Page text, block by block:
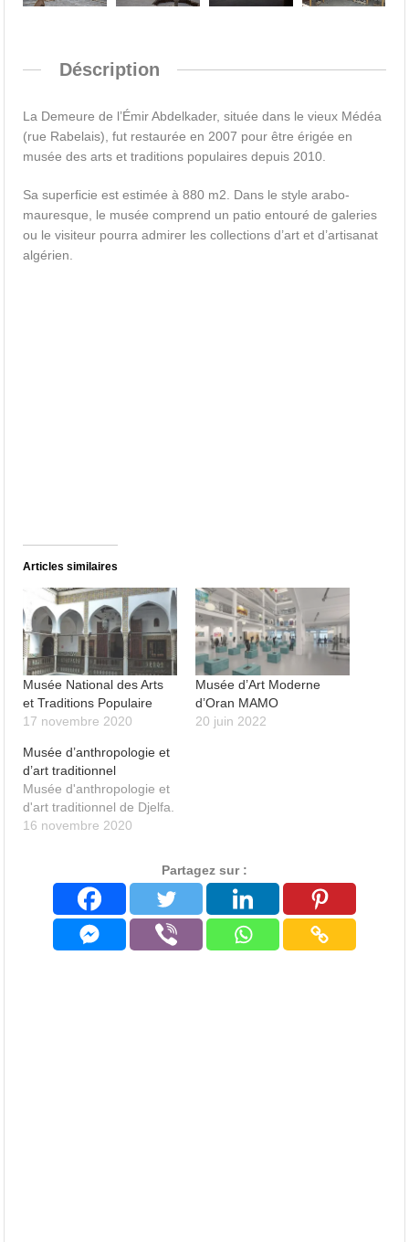
Déscription
La Demeure de l’Émir Abdelkader, située dans le vieux Médéa
(rue Rabelais), fut restaurée en 2007 pour être érigée en
musée des arts et traditions populaires depuis 2010.
Sa superficie est estimée à 880 m2. Dans le style arabo-
mauresque, le musée comprend un patio entouré de galeries
ou le visiteur pourra admirer les collections d’art et d’artisanat
algérien.
Articles similaires
Musée National des Arts
et Traditions Populaire
17 novembre 2020
Musée d’Art Moderne
d’Oran MAMO
20 juin 2022
Musée d’anthropologie et
d’art traditionnel
Musée d'anthropologie et
d'art traditionnel de Djelfa.
16 novembre 2020
Partagez sur :